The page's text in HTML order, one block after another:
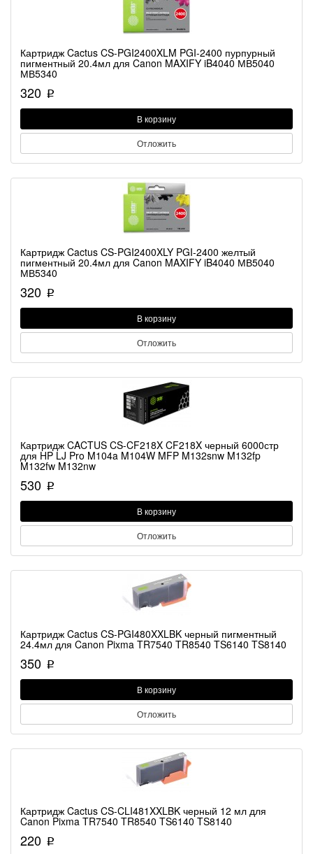
Картридж Cactus CS-PGI2400XLM PGI-2400 пурпурный
пигментный 20.4мл для Canon MAXIFY iB4040 МВ5040
МВ5340
320 p
В корзину
Отложить
Картридж Cactus CS-PGI2400XLY PGI-2400 желтый
пигментный 20.4мл для Canon MAXIFY iB4040 МВ5040
МВ5340
320 p
В корзину
Отложить
Картридж CACTUS CS-CF218X CF218X черный 6000стр
для HP LJ Pro M104a M104W MFP M132snw M132fp
M132fw M132nw
530 p
В корзину
Отложить
Картридж Cactus CS-PGI480XXLBK черный пигментный
24.4мл для Canon Pixma TR7540 TR8540 TS6140 TS8140
350 p
В корзину
Отложить
Картридж Cactus CS-CLI481XXLBK черный 12 мл для
Canon Pixma TR7540 TR8540 TS6140 TS8140
220 p